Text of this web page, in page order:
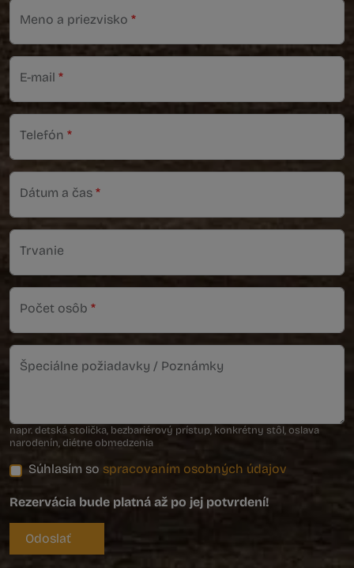
Meno a priezvisko *
E-mail *
Telefón *
Dátum a čas *
Trvanie
Počet osôb *
Špeciálne požiadavky / Poznámky
napr. detská stolička, bezbariérový prístup, konkrétny stôl, oslava
narodenín, diétne obmedzenia
Súhlasím so spracovaním osobných údajov
Rezervácia bude platná až po jej potvrdení!
Odoslať